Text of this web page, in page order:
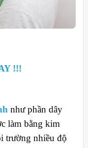
!!!
như phần dây
làm bằng kim
trường nhiều độ